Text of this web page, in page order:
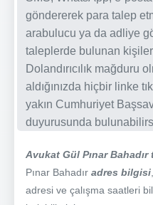
göndererek para talep
arabulucu ya da adliye
taleplerde bulunan
Dolandırıcılık mağduru
aldığınızda hiçbir linke
yakın Cumhuriyet
duyurusunda
Avukat Gül Pınar
Pınar Bahadır adres bilgisi
adresi ve çalışma saatleri